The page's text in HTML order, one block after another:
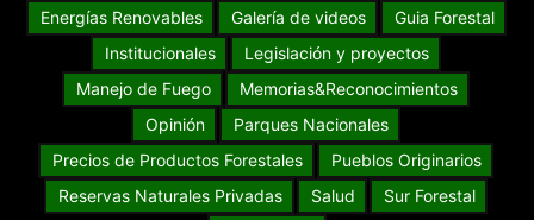
Energías Renovables
Galería de videos
Guia Forestal
Institucionales
Legislación y proyectos
Manejo de Fuego
Memorias&Reconocimientos
Opinión
Parques Nacionales
Precios de Productos Forestales
Pueblos Originarios
Reservas Naturales Privadas
Salud
Sur Forestal